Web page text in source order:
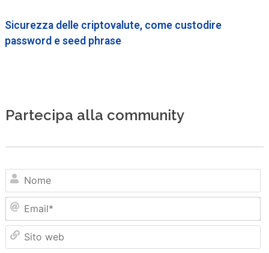
Sicurezza delle criptovalute, come custodire
password e seed phrase
Partecipa alla community